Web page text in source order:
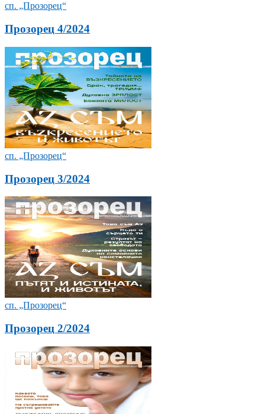
сп. „Прозорец“
Прозорец 4/2024
сп. „Прозорец“
Прозорец 3/2024
сп. „Прозорец“
Прозорец 2/2024